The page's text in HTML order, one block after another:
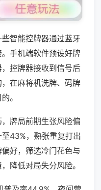
智能控牌器通过蓝牙
手机端软件预设好牌
控牌器接收到信号后
在麻将机洗牌、码牌
。
牌局前期生张风险偏
43%，熟张重复打出
好，筛选冷门花色与
降低对局失分风险。